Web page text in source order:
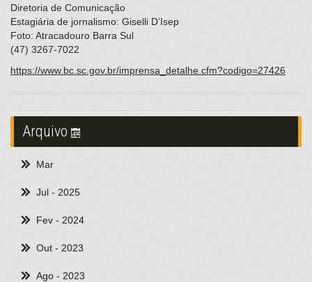
Diretoria de Comunicação
Estagiária de jornalismo: Giselli D’Isep
Foto: Atracadouro Barra Sul
(47) 3267-7022
https://www.bc.sc.gov.br/imprensa_detalhe.cfm?codigo=27426
Arquivo
Mar
Jul - 2025
Fev - 2024
Out - 2023
Ago - 2023